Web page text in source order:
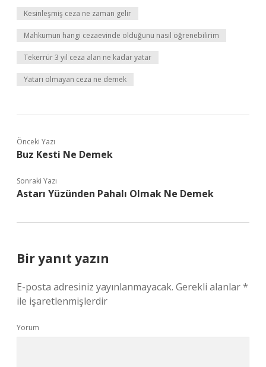
Kesinleşmiş ceza ne zaman gelir
Mahkumun hangi cezaevinde olduğunu nasıl öğrenebilirim
Tekerrür 3 yıl ceza alan ne kadar yatar
Yatarı olmayan ceza ne demek
Önceki Yazı
Buz Kesti Ne Demek
Sonraki Yazı
Astarı Yüzünden Pahalı Olmak Ne Demek
Bir yanıt yazın
E-posta adresiniz yayınlanmayacak. Gerekli alanlar*
ile işaretlenmişlerdir
Yorum